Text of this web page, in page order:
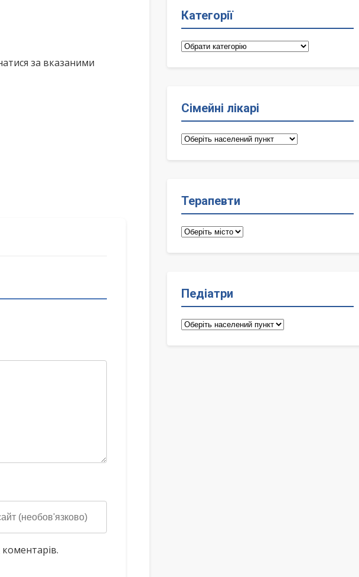
за вказаними
Категорії
Категорії
Сімейні лікарі
Сімейні
Терапевти
Терапевти
Педіатри
Педіатри